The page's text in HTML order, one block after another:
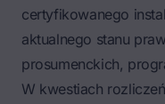
certyfikowanego
aktualnego stanu
prosumenckich,
W kwestiach